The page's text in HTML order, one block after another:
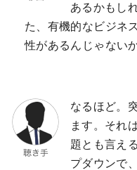
あるかもし
た、有機的なビジネ
性があるんじゃない
なるほど。
ます。それ
題とも言え
プダウンで